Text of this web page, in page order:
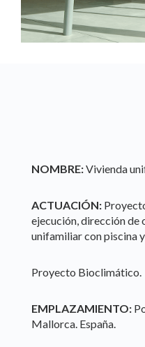
NOMBRE:Vivienda
ACTUACIÓN:
ejecución, dirección de
unifamiliar con piscina
Proyecto Bioclimático.
EMPLAZAMIENTO:
Mallorca. España.